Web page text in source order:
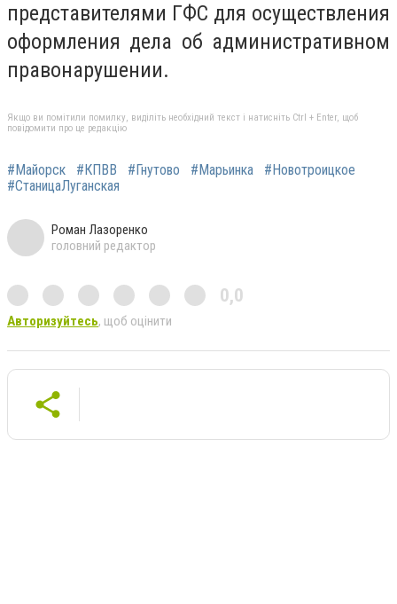
представителями ГФС для осуществления
оформления дела об административном
правонарушении.
Якщо ви помітили помилку, виділіть необхідний текст і натисніть Ctrl + Enter, щоб
повідомити про це редакцію
#Майорск #КПВВ #Гнутово #Марьинка
#Новотроицкое
#СтаницаЛуганская
Роман Лазоренко
головний редактор
0,0
Авторизуйтесь, щоб оцінити